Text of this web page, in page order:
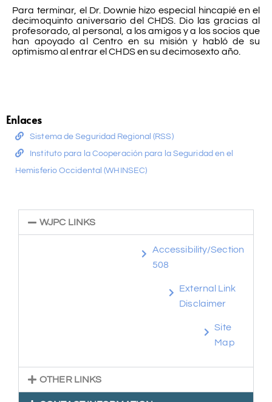
Para terminar, el Dr. Downie hizo especial hincapié en el
decimoquinto aniversario del CHDS. Dio las gracias al
profesorado, al personal, a los amigos y a los socios que
han apoyado al Centro en su misión y habló de su
optimismo al entrar el CHDS en su decimosexto año.
Enlaces
Sistema de Seguridad Regional (RSS)
Instituto para la Cooperación para la Seguridad en el
Hemisferio Occidental (WHINSEC)
WJPC LINKS
Accessibility/Section
508
External Link
Disclaimer
Site
Map
OTHER LINKS